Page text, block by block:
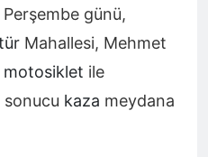
günü, akşam
Mehmet Akif Caddesi
çarpışması
M.D.
idaresindeki
bulunan kontrolsüz